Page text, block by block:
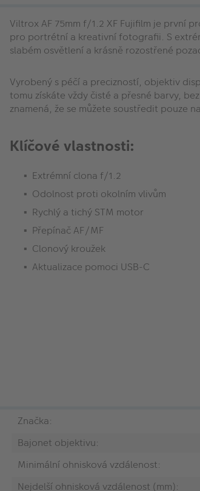
Viltrox AF 75mm f/1.2 XF Fujifilm je první
pro portrétní a kreativní fotografii. S
slabém osvětlení a krásně rozostřené
Vyrobený s péčí a precizností, objektiv
tomu získáte vždy čisté a přesné barvy,
znamená, že se můžete soustředit pouze
Klíčové vlastnosti:
Extrémní clona f/1.2
Odolnost proti okolním vlivům
Rychlý a tichý STM motor
Přepínač AF/MF
Clonový kroužek
Aktualizace pomoci USB-C
Značka:
Bajonet objektivu:
Minimální ohnisková vzdálenost:
Nejdelší ohnisková vzdálenost (mm):